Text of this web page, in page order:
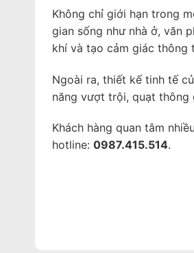
Không chỉ giới hạn trong
gian sống như nhà ở, văn
khí và tạo cảm giác thông
Ngoài ra, thiết kế tinh tế
năng vượt trội, quạt thông
Khách hàng quan tâm
hotline: 0987.415.514.